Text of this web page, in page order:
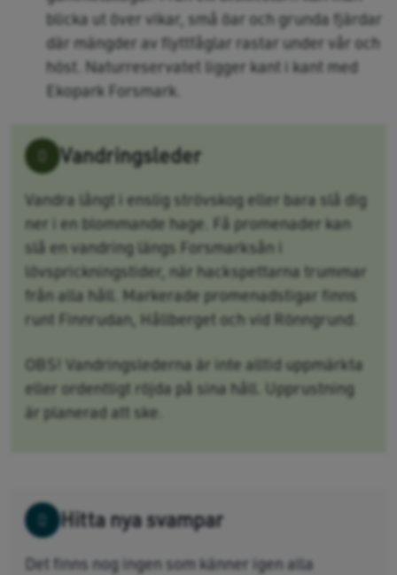
blicka ut över vikar, små öar och grunda fjärdar
där mängder av flyttfåglar rastar under vår och
höst. Naturreservatet ligger kant i kant med
Ekopark Forsmark.
Vandringsleder
Vandra långt i enslig strövskog eller bara slå dig
ner i en blommande hage. Få promenader kan
slå en vandring längs Forsmarksån i
lövsprickningstider, när hackspettarna trummar
från alla håll. Markerade promenadstigar finns
runt Finnrudan, Hållberget och vid Rönngrund.
OBS! Vandringslederna är inte alltid uppmärkta
eller ordentligt röjda på sina håll. Upprustning
är planerad att ske
Hitta nya svampar
Det finns nog ingen som känner igen alla